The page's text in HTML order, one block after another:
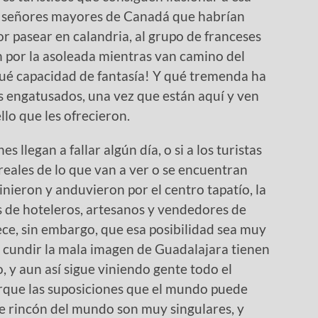
mayores de Canadá que habrían
pasear en calandria, al grupo de franceses
por la asoleada mientras van camino del
capacidad de fantasía! Y qué tremenda ha
una vez que están aquí y ven
que les ofrecieron.
llegan a fallar algún día, o si a los turistas
de lo que van a ver o se encuentran
y anduvieron por el centro tapatío, la
hoteleros, artesanos y vendedores de
sin embargo, que esa posibilidad sea muy
la mala imagen de Guadalajara tienen
y aun así sigue viniendo gente todo el
las suposiciones que el mundo puede
rincón del mundo son muy singulares, y